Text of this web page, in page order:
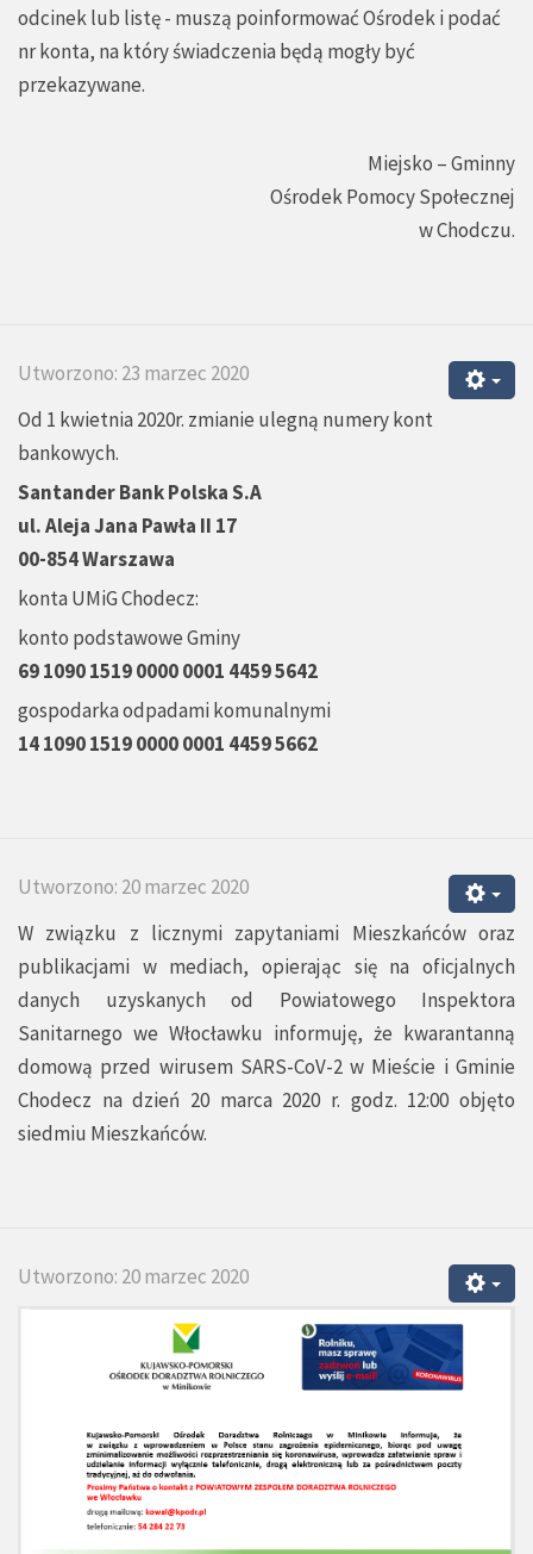
odcinek lub listę - muszą poinformować Ośrodek i podać
nr konta, na który świadczenia będą mogły być
przekazywane.
Miejsko – Gminny
Ośrodek Pomocy Społecznej
w Chodczu.
Utworzono: 23 marzec 2020
Od 1 kwietnia 2020r. zmianie ulegną numery kont
bankowych.
Santander Bank Polska S.A
ul. Aleja Jana Pawła II 17
00-854 Warszawa
konta UMiG Chodecz:
konto podstawowe Gminy
69 1090 1519 0000 0001 4459 5642
gospodarka odpadami komunalnymi
14 1090 1519 0000 0001 4459 5662
Utworzono: 20 marzec 2020
W związku z licznymi zapytaniami Mieszkańców oraz
publikacjami w mediach, opierając się na oficjalnych
danych uzyskanych od Powiatowego Inspektora
Sanitarnego we Włocławku informuję, że kwarantanną
domową przed wirusem SARS-CoV-2 w Mieście i Gminie
Chodecz na dzień 20 marca 2020 r. godz. 12:00 objęto
siedmiu Mieszkańców.
Utworzono: 20 marzec 2020